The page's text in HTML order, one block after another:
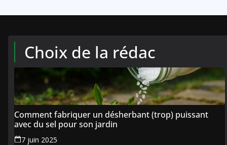
Choix de la rédac
Comment fabriquer un désherbant (trop) puissant
avec du sel pour son jardin
7 juin 2025